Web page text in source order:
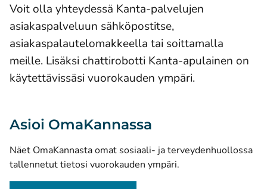
Voit olla yhteydessä Kanta-palvelujen
asiakaspalveluun sähköpostitse,
asiakaspalautelomakkeella tai soittamalla
meille. Lisäksi chattirobotti Kanta-apulainen on
käytettävissäsi vuorokauden ympäri.
Asioi OmaKannassa
Näet OmaKannasta omat sosiaali- ja terveydenhuollossa
tallennetut tietosi vuorokauden ympäri.